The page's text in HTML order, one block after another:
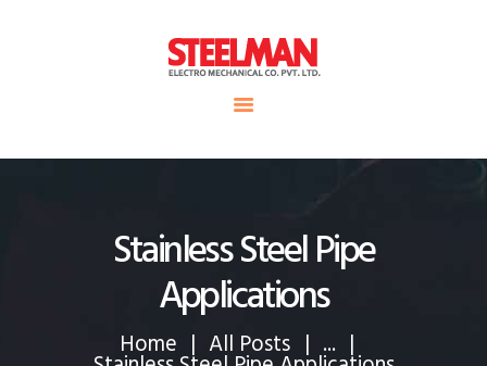
Stainless Steel Pipe
Applications
Home All Posts ...
Steelman
POWER OF WORLD